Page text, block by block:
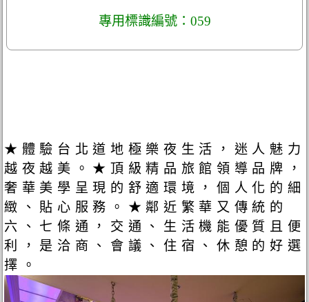
專用標識編號：059
★體驗台北道地極樂夜生活，迷人魅力
越夜越美。★頂級精品旅館領導品牌，
奢華美學呈現的舒適環境，個人化的細
緻、貼心服務。★鄰近繁華又傳統的
六、七條通，交通、生活機能優質且便
利，是洽商、會議、住宿、休憩的好選
擇。